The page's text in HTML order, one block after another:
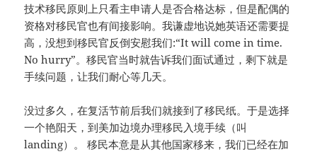
技术移民原则上只看主申请人是否合格达标，但是配偶的
资格对移民官也有间接影响。我谦虚地说她英语还需要提
高，没想到移民官反倒安慰我们:“It will come in time.
No hurry”。移民官当时就告诉我们面试通过，剩下就是
手续问题，让我们耐心等几天。
没过多久，在复活节前后我们就接到了移民纸。于是选择
一个艳阳天，到美加边境办理移民入境手续（叫
landing）。 移民本意是从其他国家移来，我们已经在加